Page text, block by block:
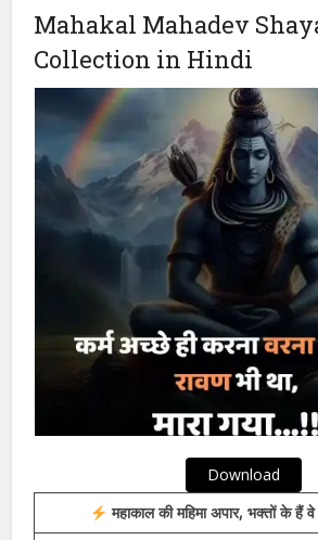
महसूस करने लगते हैं और उनकी शायरी व स्टेटस से
हैं।
Read More:Beautiful Smile Shayari in
Mahakal Mahadev
Collection in Hindi